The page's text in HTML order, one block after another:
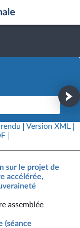
Version XML
sur le projet de
accélérée,
assemblée
(séance